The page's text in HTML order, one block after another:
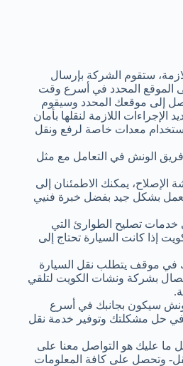
ستقوم الشركة بإرسال
الموقع المحدد في أسرع وقت
إلى موقعك المحدد وسيقوم
الإجراءات اللازمة لنقلها بأمان
معدات خاصة لرفع ونقل
الونش في التعامل مع مثل
الإصلاح، يمكنك الاطمئنان إلى
بشكل جيد بفضل خبرة فنيي
خدمات تصليح الطوارئ التي
إذا كانت السيارة تحتاج إلى
في موقف يتطلب نقل السيارة
بشركة ونشات الكويت لتلقي
سيكون بجانبك في أسرع
حل مشكلتك وتوفير خدمة نقل
ما عليك هو التواصل معنا على
وتحصل على كافة المعلومات